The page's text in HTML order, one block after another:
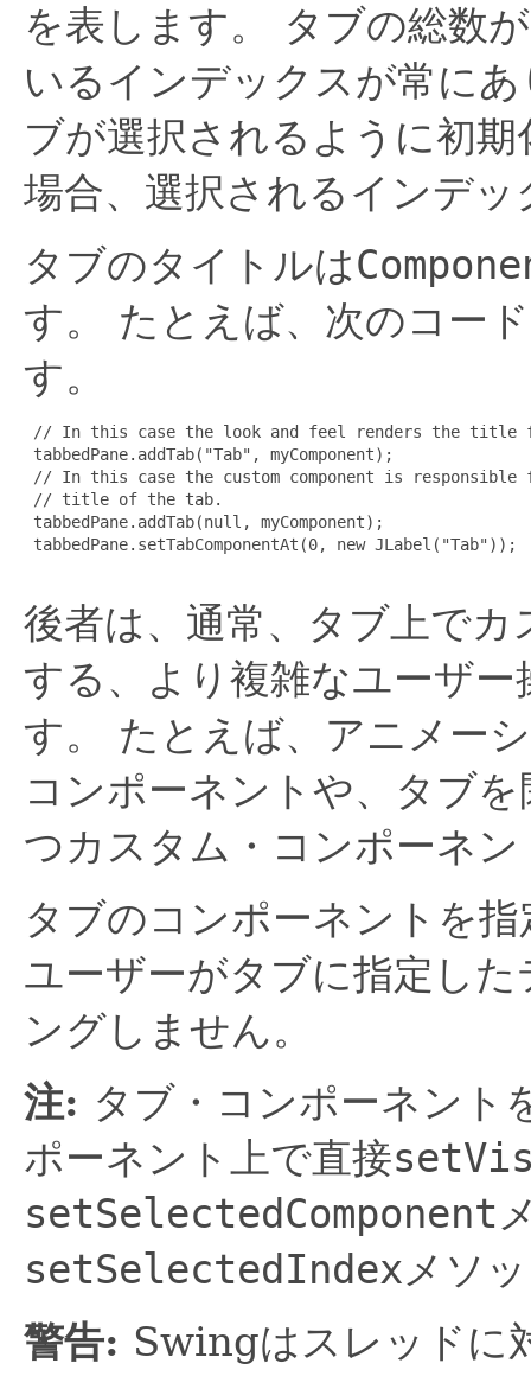
を表します。
タブの総数
いるインデックスが常に
ブが選択されるように初
場合、選択されるインデ
タブのタイトルは
す。
たとえば、次のコー
す。
// In this case the look and feel renders the title
tabbedPane.addTab("Tab", myComponent);
// In this case the custom component is responsible
// title of the tab.
tabbedPane.addTab(null, myComponent);
tabbedPane.setTabComponentAt(0, new JLabel("Tab"));
後者は、通常、タブ上で
する、より複雑なユーザ
す。
たとえば、アニメー
コンポーネントや、タブ
つカスタム・コンポーネ
タブのコンポーネントを
ユーザーがタブに指定し
ングしません。
注: タブ・コンポーネント
ポーネント上で直接
setSelectedComponent
setSelectedIndexメソ
警告: Swingはスレッドに